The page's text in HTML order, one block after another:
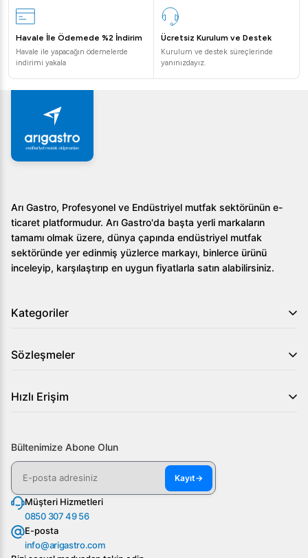
Havale İle Ödemede %2 İndirim
Havale ile yapacağın ödemelerde
indirimi yakala
Ücretsiz Kurulum ve Destek
Kurulum ve destek süreçlerinde
yanınızdayız.
Arı Gastro, Profesyonel ve Endüstriyel mutfak sektörünün e-
ticaret platformudur. Arı Gastro'da başta yerli markaların
tamamı olmak üzere, dünya çapında endüstriyel mutfak
sektöründe yer edinmiş yüzlerce markayı, binlerce ürünü
inceleyip, karşılaştırıp en uygun fiyatlarla satın alabilirsiniz.
Kategoriler
Sözleşmeler
Hızlı Erişim
Bültenimize Abone Olun
Kayıt→
Müşteri Hizmetleri
0850 307 49 56
E-posta
info@arigastro.com